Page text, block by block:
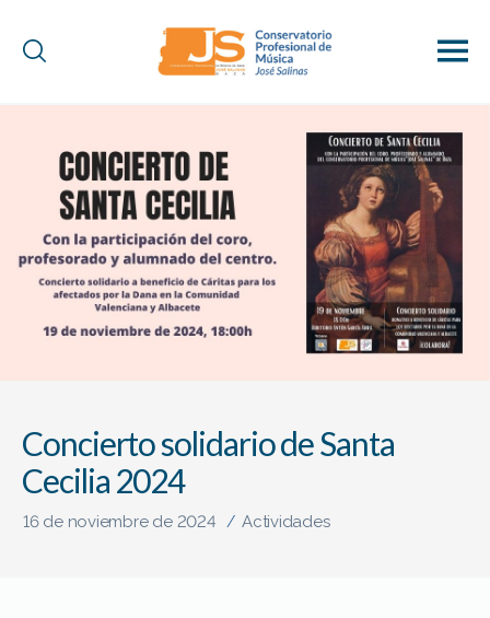
Concierto solidario de Santa
Cecilia 2024
16 de noviembre de 2024 / Actividades